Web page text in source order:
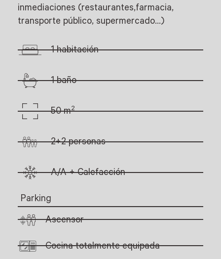
inmediaciones (restaurantes,farmacia,
transporte público, supermercado…)
1 habitación
1 baño
50 m2
2+2 personas
A/A + Calefacción
Parking
Ascensor
Cocina totalmente equipada